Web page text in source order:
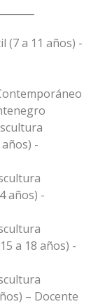
(7 a 11 años) -
-
años) -
a 18 años) -
– Docente